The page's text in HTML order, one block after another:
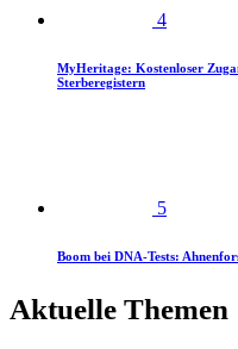
4
MyHeritage: Kostenloser
Sterberegistern
5
Boom bei DNA-Tests:
Aktuelle Themen